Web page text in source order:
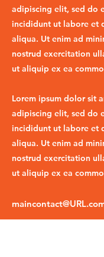
adipiscing elit, sed do
incididunt ut labore et
aliqua. Ut enim ad
nostrud exercitation
ut aliquip ex ea
Lorem ipsum dolor sit
adipiscing elit, sed do
incididunt ut labore et
aliqua. Ut enim ad
nostrud exercitation
ut aliquip ex ea
020 1234 5717